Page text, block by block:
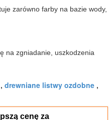
zarówno farby na bazie wody,
na zgniadanie, uszkodzenia
, drewniane listwy ozdobne ,
cenę za